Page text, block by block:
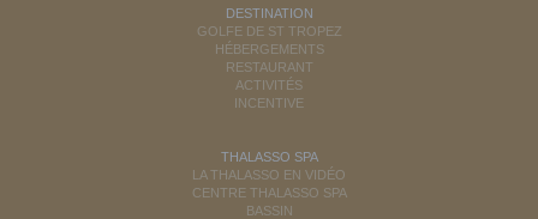
DESTINATION
GOLFE DE ST TROPEZ
HÉBERGEMENTS
RESTAURANT
ACTIVITÉS
INCENTIVE
THALASSO SPA
LA THALASSO EN VIDÉO
CENTRE THALASSO SPA
BASSIN